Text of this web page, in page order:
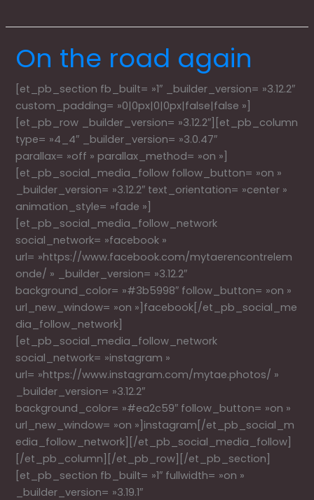
On the road again
[et_pb_section fb_built= »1″ _builder_version= »3.12.2″
custom_padding= »0|0px|0|0px|false|false »]
[et_pb_row _builder_version= »3.12.2″][et_pb_column
type= »4_4″ _builder_version= »3.0.47″
parallax= »off » parallax_method= »on »]
[et_pb_social_media_follow follow_button= »on »
_builder_version= »3.12.2″ text_orientation= »center »
animation_style= »fade »]
[et_pb_social_media_follow_network
social_network= »facebook »
url= »https://www.facebook.com/mytaerencontrelem
onde/ » _builder_version= »3.12.2″
background_color= »#3b5998″ follow_button= »on »
url_new_window= »on »]facebook[/et_pb_social_me
dia_follow_network]
[et_pb_social_media_follow_network
social_network= »instagram »
url= »https://www.instagram.com/mytae.photos/ »
_builder_version= »3.12.2″
background_color= »#ea2c59″ follow_button= »on »
url_new_window= »on »]instagram[/et_pb_social_m
edia_follow_network][/et_pb_social_media_follow]
[/et_pb_column][/et_pb_row][/et_pb_section]
[et_pb_section fb_built= »1″ fullwidth= »on »
_builder_version= »3.19.1″
On
the
road
again